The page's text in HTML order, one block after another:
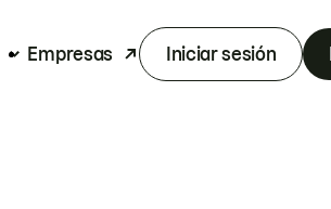
Empresas Iniciar sesión